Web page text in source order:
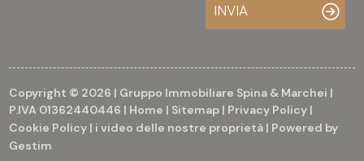
INVIA
Copyright © 2026 | Gruppo Immobiliare Spina & Marchei |
P.IVA 01362440446 | Home | Sitemap | Privacy Policy |
Cookie Policy | i video delle nostre proprietà | Powered by
Gestim